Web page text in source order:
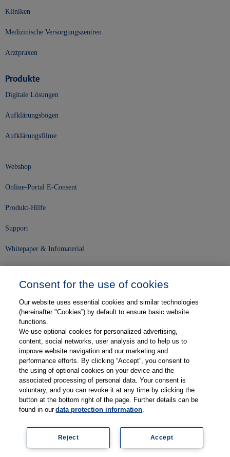
Kliniken
Medizinische Versorgungszentren
Arztpraxen
Produkte
Digitale Lösungen
Aufklärungsbögen
Aufklärungsfilme
Webshop
Online-Portal E-Consent
Produkt-Hilfe
Support
Whitepaper & Infomaterial
Karriere
Kontakt
Web-Semniare
Anwenderberichte
Partner
Impressum Datenschutz Kontakt AGB
Consent for the use of cookies
Our website uses essential cookies and similar technologies
(hereinafter "Cookies”) by default to ensure basic website
functions.
We use optional cookies for personalized advertising,
content, social networks, user analysis and to help us to
improve website navigation and our marketing and
performance efforts. By clicking “Accept”, you consent to
the using of optional cookies on your device and the
associated processing of personal data. Your consent is
voluntary, and you can revoke it at any time by clicking the
button at the bottom right of the page. Further details can be
found in ourdata protection information.
Accept
Reject